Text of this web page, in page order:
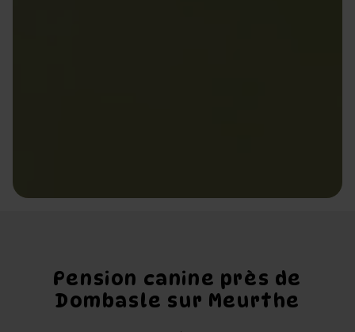
Pension canine près de
Dombasle sur Meurthe